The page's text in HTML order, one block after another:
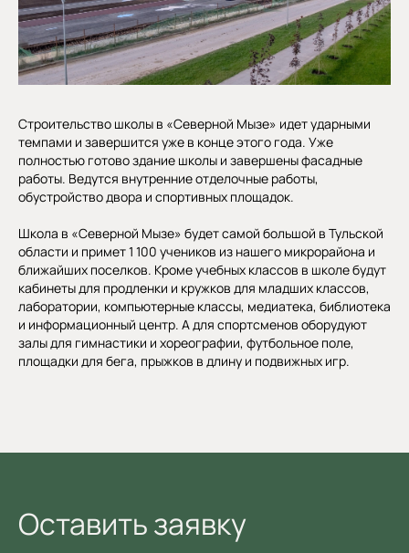
Строительство школы в «Северной Мызе» идет ударными
темпами и завершится уже в конце этого года. Уже
полностью готово здание школы и завершены фасадные
работы. Ведутся внутренние отделочные работы,
обустройство двора и спортивных площадок.
Школа в «Северной Мызе» будет самой большой в Тульской
области и примет 1 100 учеников из нашего микрорайона и
ближайших поселков. Кроме учебных классов в школе будут
кабинеты для продленки и кружков для младших классов,
лаборатории, компьютерные классы, медиатека, библиотека
и информационный центр. А для спортсменов оборудуют
залы для гимнастики и хореографии, футбольное поле,
площадки для бега, прыжков в длину и подвижных игр.
Оставить заявку